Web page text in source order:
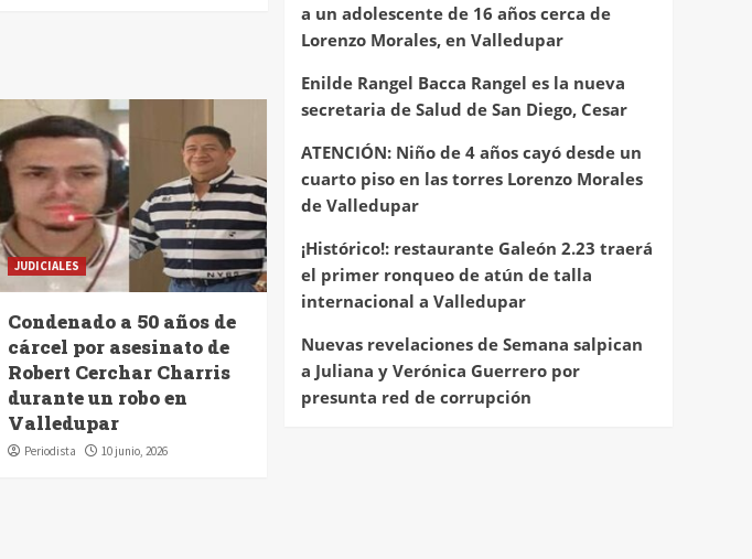
JUDICIALES
Condenado a 50 años de
cárcel por asesinato de
Robert Cerchar Charris
durante un robo en
Valledupar
Periodista 10 junio, 2026
a un adolescente de 16 años cerca de
Lorenzo Morales, en Valledupar
Enilde Rangel Bacca Rangel es la nueva
secretaria de Salud de San Diego, Cesar
ATENCIÓN: Niño de 4 años cayó desde un
cuarto piso en las torres Lorenzo Morales
de Valledupar
¡Histórico!: restaurante Galeón 2.23 traerá
el primer ronqueo de atún de talla
internacional a Valledupar
Nuevas revelaciones de Semana salpican
a Juliana y Verónica Guerrero por
presunta red de corrupción